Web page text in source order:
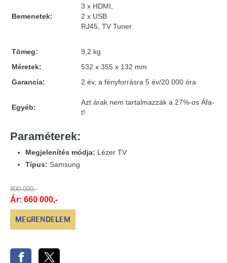
Bemenetek:
3 x HDMI,
2 x USB
RJ45, TV Tuner
Tömeg:
9,2 kg
Méretek:
532 x 355 x 132 mm
Garancia:
2 év, a fényforrásra 5 év/20.000 óra
Egyéb:
Azt árak nem tartalmazzák a 27%-os Áfa-
t!
Paraméterek:
Megjelenítés módja: Lézer TV
Típus: Samsung
890 000,-
Ár: 660 000,-
MEGRENDELEM